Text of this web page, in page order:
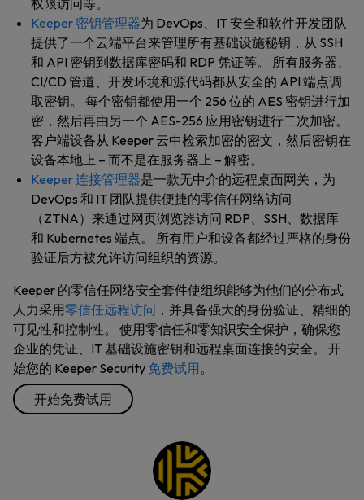
权限访问等。
Keeper 密钥管理器为 DevOps、IT 安全和软件开发团队
提供了一个云端平台来管理所有基础设施秘钥，从 SSH
和 API 密钥到数据库密码和 RDP 凭证等。 所有服务器、
CI/CD 管道、开发环境和源代码都从安全的 API 端点调
取密钥。 每个密钥都使用一个 256 位的 AES 密钥进行加
密，然后再由另一个 AES-256 应用密钥进行二次加密。
客户端设备从 Keeper 云中检索加密的密文，然后密钥在
设备本地上 – 而不是在服务器上 – 解密。
Keeper 连接管理器是一款无中介的远程桌面网关，为
DevOps 和 IT 团队提供便捷的零信任网络访问
（ZTNA）来通过网页浏览器访问 RDP、SSH、数据库
和 Kubernetes 端点。 所有用户和设备都经过严格的身份
验证后方被允许访问组织的资源。
Keeper 的零信任网络安全套件使组织能够为他们的分布式
人力采用零信任远程访问 ，并具备强大的身份验证、精细的
可见性和控制性。 使用零信任和零知识安全保护，确保您
企业的凭证、IT 基础设施密钥和远程桌面连接的安全。 开
始您的 Keeper Security 免费试用。
开始免费试用